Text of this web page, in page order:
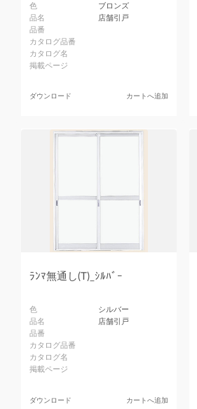
色
ブロンズ
品名
店舗引戸
品番
カタログ品番
カタログ名
掲載ページ
ダウンロード カートへ追加
ﾗﾝﾏ無通し(T)_ｼﾙﾊﾞｰ
色
シルバー
品名
店舗引戸
品番
カタログ品番
カタログ名
掲載ページ
ダウンロード カートへ追加